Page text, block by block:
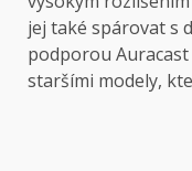
jej také spárovat s
podporou
staršími modely,